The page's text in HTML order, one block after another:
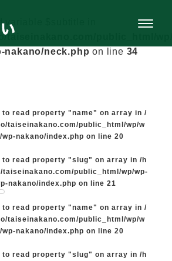
variable $subtitle in
taiseinakano.com/public_html/
nakano/neck.php on line 34
to read property "name" on array in /
taiseinakano.com/public_html/wp/w
nakano/index.php on line 20
to read property "slug" on array in /h
public_html/wp/wp-
nakano/index.php on line 21
to read property "name" on array in /
taiseinakano.com/public_html/wp/w
nakano/index.php on line 20
to read property "slug" on array in /h